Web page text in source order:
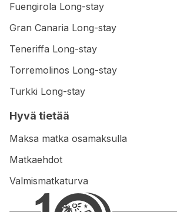
Fuengirola Long-stay
Gran Canaria Long-stay
Teneriffa Long-stay
Torremolinos Long-stay
Turkki Long-stay
Hyvä tietää
Maksa matka osamaksulla
Matkaehdot
Valmismatkaturva